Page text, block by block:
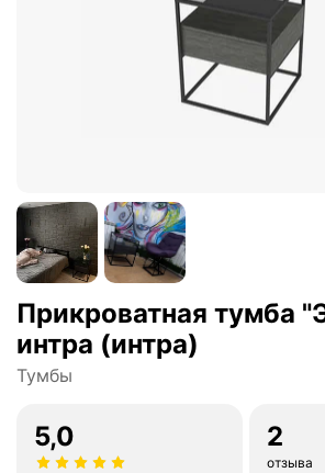
Прикроватная тумба
интра (интра)
Тумбы
5,0 2
отзыва